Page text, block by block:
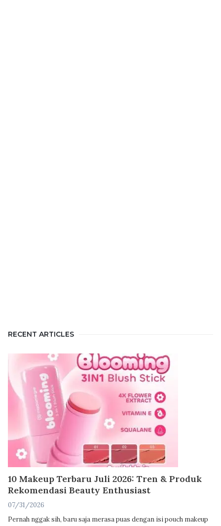
RECENT ARTICLES
10 Makeup Terbaru Juli 2026: Tren & Produk
Rekomendasi Beauty Enthusiast
07/31/2026
Pernah nggak sih, baru saja merasa puas dengan isi pouch makeup